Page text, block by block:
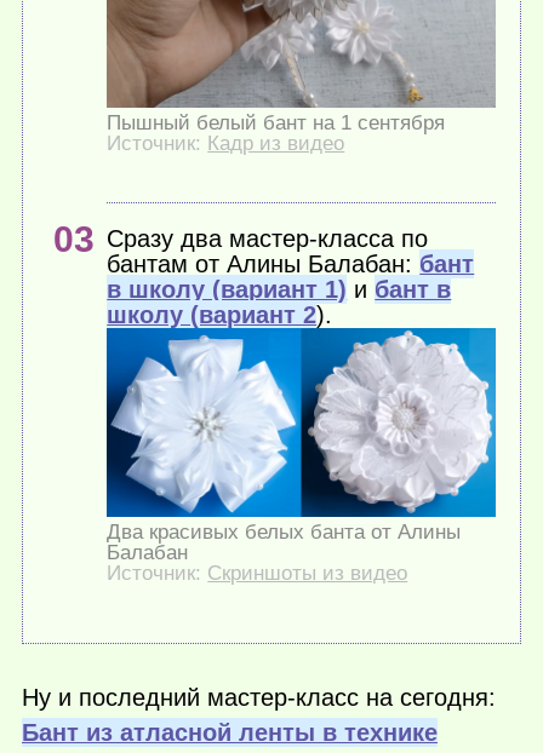
Пышный белый бант на 1 сентября
Источник: Кадр из видео
Сразу два мастер-класса по
бантам от Алины Балабан: бант
в школу (вариант 1) и бант в
школу (вариант 2).
Два красивых белых банта от Алины
Балабан
Источник: Скриншоты из видео
Ну и последний мастер-класс на сегодня:
Бант из атласной ленты в технике